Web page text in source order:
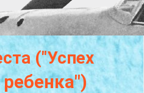
("Успех